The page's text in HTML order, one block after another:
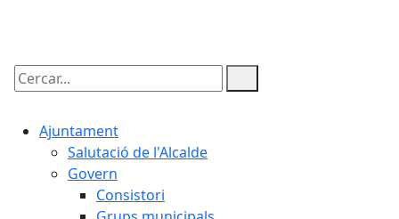
Cercar:
Ajuntament
Salutació de l'Alcalde
Govern
Consistori